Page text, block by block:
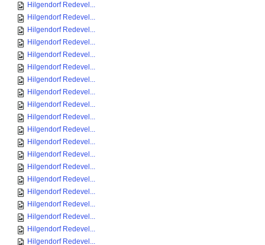
Hilgendorf Redevel...
Hilgendorf Redevel...
Hilgendorf Redevel...
Hilgendorf Redevel...
Hilgendorf Redevel...
Hilgendorf Redevel...
Hilgendorf Redevel...
Hilgendorf Redevel...
Hilgendorf Redevel...
Hilgendorf Redevel...
Hilgendorf Redevel...
Hilgendorf Redevel...
Hilgendorf Redevel...
Hilgendorf Redevel...
Hilgendorf Redevel...
Hilgendorf Redevel...
Hilgendorf Redevel...
Hilgendorf Redevel...
Hilgendorf Redevel...
Hilgendorf Redevel...